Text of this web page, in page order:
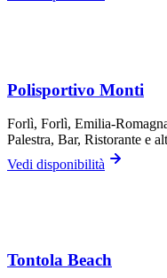
Polisportivo Monti
Forlì, Forlì, Emilia-
Palestra, Bar, Ristorante e
Vedi disponibilità
Tontola Beach